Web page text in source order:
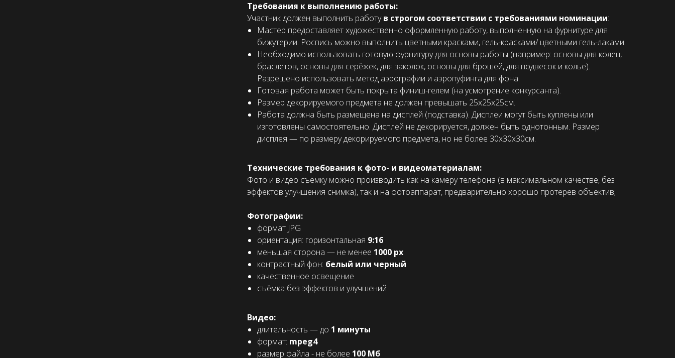
Требования к выполнению работы:
Участник должен выполнить работув строгом соответствии с требованиями номинации:
Мастер предоставляет художественно оформленную работу, выполненную на фурнитуре для
бижутерии. Роспись можно выполнить цветными красками, гель-красками/ цветными гель-лаками.
Необходимо использовать готовую фурнитуру для основы работы (например: основы для колец,
браслетов, основы для серёжек, для заколок, основы для брошей, для подвесок и колье).
Разрешено использовать метод аэрографии и аэропуфинга для фона.
Готовая работа может быть покрыта финиш-гелем (на усмотрение конкурсанта).
Размер декорируемого предмета не должен превышать 25х25х25см.
Работа должна быть размещена на дисплей (подставка). Дисплеи могут быть куплены или
изготовлены самостоятельно. Дисплей не декорируется, должен быть однотонным. Размер
дисплея — по размеру декорируемого предмета, но не более 30х30х30см.
Технические требования к фото- и видеоматериалам:
Фото и видео съёмку можно производить как на камеру телефона (в максимальном качестве, без
эффектов улучшения снимка), так и на фотоаппарат, предварительно хорошо протерев объектив;
Фотографии:
формат JPG
ориентация: горизонтальная 9:16
меньшая сторона — не менее 1000 px
контрастный фон: белый или черный
качественное освещение
съёмка без эффектов и улучшений
Видео:
длительность — до 1 минуты
формат: mpeg4
размер файла - не более 100 Мб